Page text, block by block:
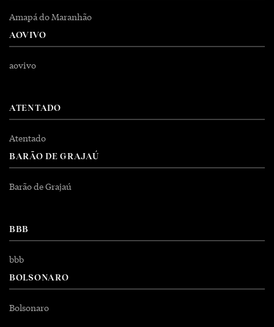
Amapá do Maranhão
AOVIVO
aovivo
ATENTADO
Atentado
BARÃO DE GRAJAÚ
Barão de Grajaú
BBB
bbb
BOLSONARO
Bolsonaro